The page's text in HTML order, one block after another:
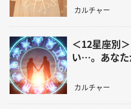
カルチャー
＜12星座別
い…。あなた
カルチャー